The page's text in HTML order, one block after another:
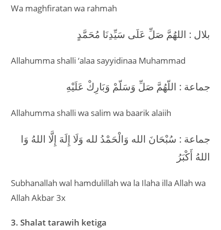
Wa maghfiratan wa rahmah
بلال : اللهُمَّ صَلِّ عَلَى سَيِّدِنَا مُحَمَّدٍ
Allahumma shalli ‘alaa sayyidinaa Muhammad
جماعة : اللّهُمَّ صَلِّ وَسَلّمْ وَبَارِكْ عَلَيْهِ
Allahumma shalli wa salim wa baarik alaiih
جماعة : سُبْحَانَ الله وَالْحَمْدُ لله وَلَا إِلَهَ إِلَّا اللهُ وَا
اللهُ أَكْبَرُ
Subhanallah wal hamdulillah wa la Ilaha illa Allah wa
Allah Akbar 3x
3. Shalat tarawih ketiga